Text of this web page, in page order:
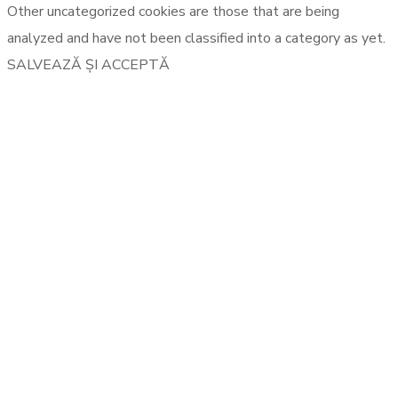
Other uncategorized cookies are those that are being
analyzed and have not been classified into a category as yet.
SALVEAZĂ ȘI ACCEPTĂ